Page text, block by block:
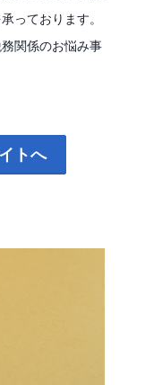
っております。
関係のお悩み事
トへ